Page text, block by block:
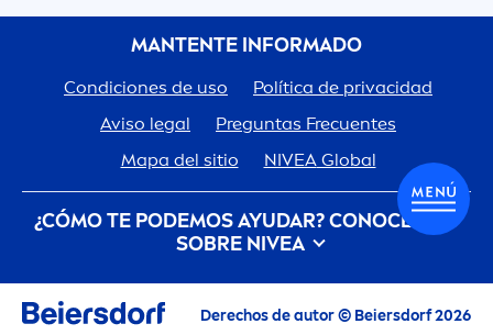
MANTENTE INFORMADO
Condiciones de uso
Política de privacidad
Aviso legal
Preguntas Frecuentes
Mapa del sitio
NIVEAGlobal
¿CÓMO TE PODEMOS AYUDAR? CONOCE MÁS
SOBRE NIVEA
Descubre la Historia de tu marca de confianza
Trabajar en Beiersdorf
Derechos de autor © Beiersdorf 2026